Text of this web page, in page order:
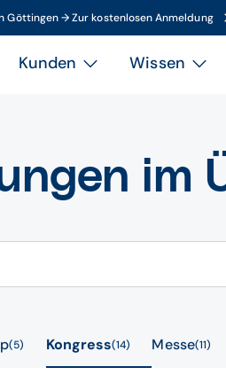
Göttingen → Zur kostenlosen Anmeldung
Kunden Wissen
im
5 Kongress 14 Messe 11